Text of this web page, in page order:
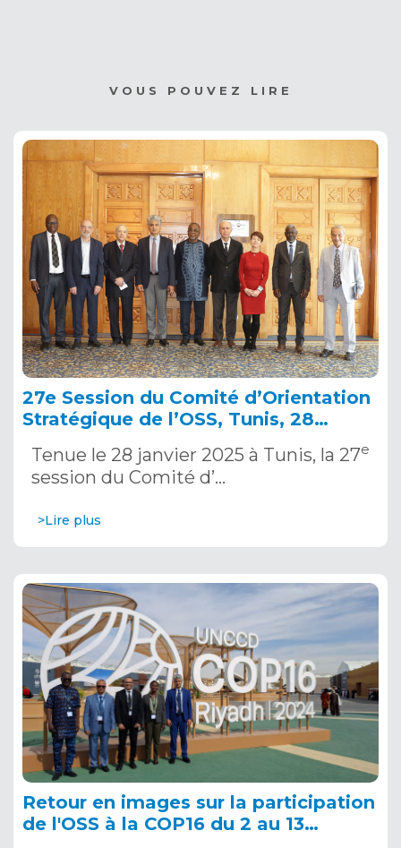
VOUS POUVEZ LIRE
27e Session du Comité d’Orientation
Stratégique de l’OSS, Tunis, 28
Tenue le 28 janvier 2025 à Tunis, la 27e
session du Comité d’…
>Lire plus
Retour en images sur la participation
de l'OSS à la COP16 du 2 au 13